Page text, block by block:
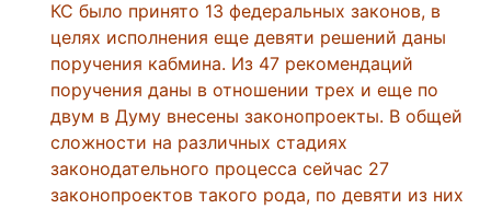
КС было принято 13 федеральных законов, в
целях исполнения еще девяти решений даны
поручения кабмина. Из 47 рекомендаций
поручения даны в отношении трех и еще по
двум в Думу внесены законопроекты. В общей
сложности на различных стадиях
законодательного процесса сейчас 27
законопроектов такого рода, по девяти из них